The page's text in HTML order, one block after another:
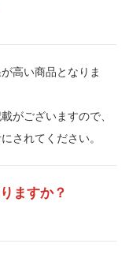
高い商品となりま
がございますので、
されてください。
ますか？